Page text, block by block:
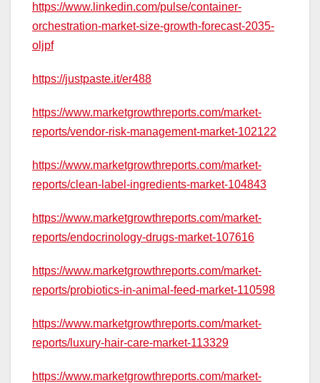
https://www.linkedin.com/pulse/container-
orchestration-market-size-growth-forecast-2035-
oljpf
https://justpaste.it/er488
https://www.marketgrowthreports.com/market-
reports/vendor-risk-management-market-102122
https://www.marketgrowthreports.com/market-
reports/clean-label-ingredients-market-104843
https://www.marketgrowthreports.com/market-
reports/endocrinology-drugs-market-107616
https://www.marketgrowthreports.com/market-
reports/probiotics-in-animal-feed-market-110598
https://www.marketgrowthreports.com/market-
reports/luxury-hair-care-market-113329
https://www.marketgrowthreports.com/market-